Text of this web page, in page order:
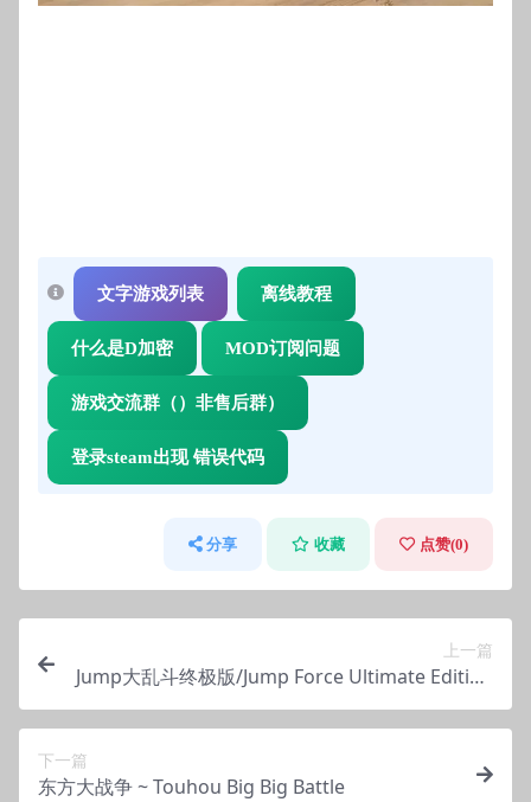
文字游戏列表 离线教程
什么是D加密 MOD订阅问题
游戏交流群（）非售后群）
登录steam出现 错误代码
分享 收藏 点赞(0)
上一篇
Jump大乱斗终极版/Jump Force Ultimate Edition
全明星大乱斗
下一篇
东方大战争 ~ Touhou Big Big Battle